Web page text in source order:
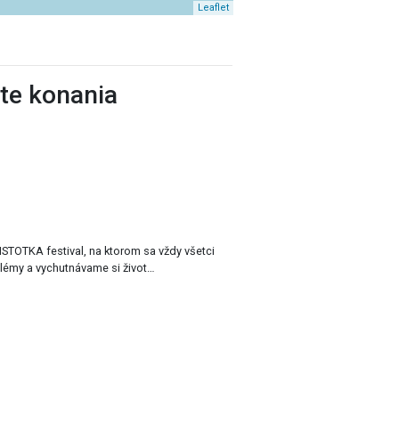
Leaflet
konania
a vychutnávame si život…